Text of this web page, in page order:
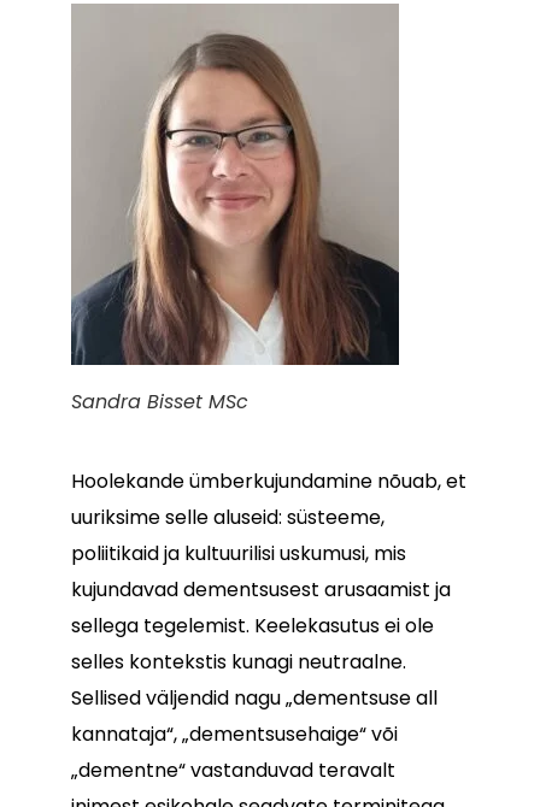
Sandra Bisset MSc
Hoolekande ümberkujundamine nõuab, et
uuriksime selle aluseid: süsteeme,
poliitikaid ja kultuurilisi uskumusi, mis
kujundavad dementsusest arusaamist ja
sellega tegelemist. Keelekasutus ei ole
selles kontekstis kunagi neutraalne.
Sellised väljendid nagu „dementsuse all
kannataja“, „dementsusehaige“ või
„dementne“ vastanduvad teravalt